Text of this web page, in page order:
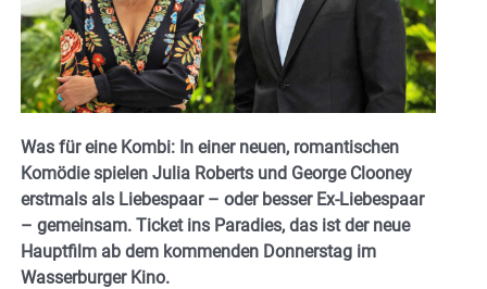
Was für eine Kombi: In einer neuen, romantischen
Komödie spielen Julia Roberts und George Clooney
erstmals als Liebespaar – oder besser Ex-Liebespaar
– gemeinsam. Ticket ins Paradies, das ist der neue
Hauptfilm ab dem kommenden Donnerstag im
Wasserburger Kino.